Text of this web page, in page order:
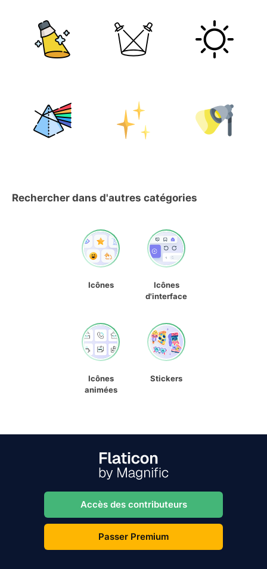
Rechercher dans d'autres catégories
Icônes
Icônes
d'interface
Icônes
animées
Stickers
Accès des contributeurs
Passer Premium